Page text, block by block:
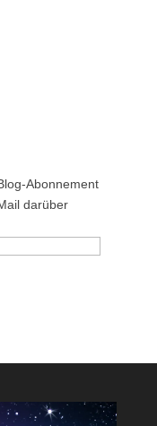
Abonnement
darüber